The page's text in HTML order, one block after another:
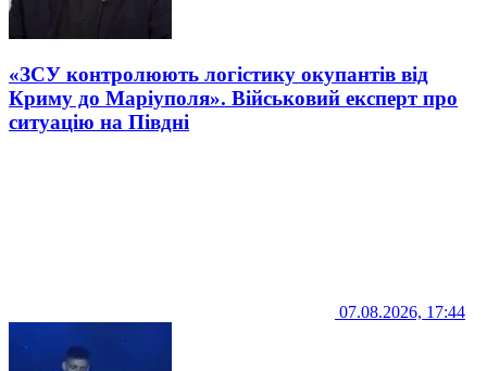
«ЗСУ контролюють логістику окупантів від
Криму до Маріуполя». Військовий експерт про
ситуацію на Півдні
07.08.2026, 17:44